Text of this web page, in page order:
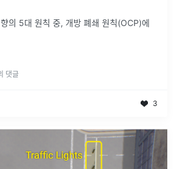
의 5대 원칙 중, 개방 폐쇄 원칙(OCP)에
댓글
3